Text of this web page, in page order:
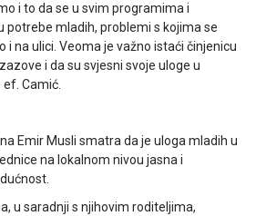
i to da se u svim programima i
mladih, problemi s kojima se
i na ulici. Veoma je važno istaći činjenicu
i da su svjesni svoje uloge u
Camić.
Emir Musli smatra da je uloga mladih u
na lokalnom nivou jasna i
u saradnji s njihovim roditeljima,